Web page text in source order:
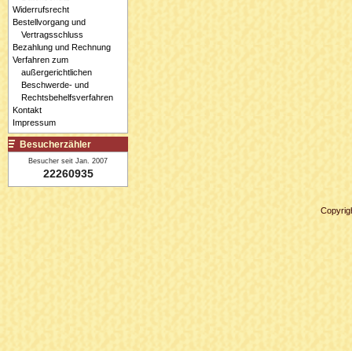
Widerrufsrecht
Bestellvorgang und
Vertragsschluss
Bezahlung und Rechnung
Verfahren zum
außergerichtlichen
Beschwerde- und
Rechtsbehelfsverfahren
Kontakt
Impressum
Besucherzähler
Besucher seit Jan. 2007
22260935